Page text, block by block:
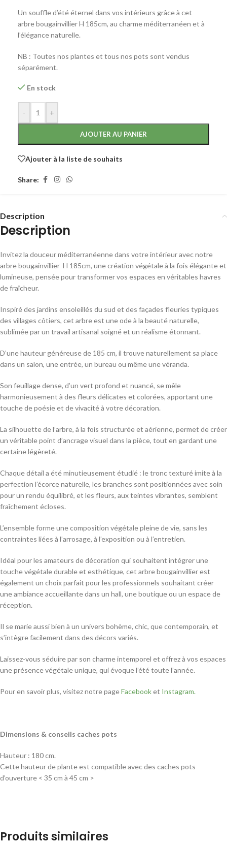
Un souffle d’été éternel dans vos intérieurs grâce à cet
arbre bougainvillier H 185cm, au charme méditerranéen et à
l’élégance naturelle.
NB : Toutes nos plantes et tous nos pots sont vendus
séparément.
En stock
- +
AJOUTER AU PANIER
Ajouter à la liste de souhaits
Share:
Description
Description
Invitez la douceur méditerranéenne dans votre intérieur avec notre
arbre bougainvillier H 185cm, une création végétale à la fois élégante et
lumineuse, pensée pour transformer vos espaces en véritables havres
de fraîcheur.
Inspiré des jardins ensoleillés du sud et des façades fleuries typiques
des villages côtiers, cet arbre est une ode à la beauté naturelle,
sublimée par un travail artisanal soigné et un réalisme étonnant.
D’une hauteur généreuse de 185 cm, il trouve naturellement sa place
dans un salon, une entrée, un bureau ou même une véranda.
Son feuillage dense, d’un vert profond et nuancé, se mêle
harmonieusement à des fleurs délicates et colorées, apportant une
touche de poésie et de vivacité à votre décoration.
La silhouette de l’arbre, à la fois structurée et aérienne, permet de créer
un véritable point d’ancrage visuel dans la pièce, tout en gardant une
certaine légèreté.
Chaque détail a été minutieusement étudié : le tronc texturé imite à la
perfection l’écorce naturelle, les branches sont positionnées avec soin
pour un rendu équilibré, et les fleurs, aux teintes vibrantes, semblent
fraîchement écloses.
L’ensemble forme une composition végétale pleine de vie, sans les
contraintes liées à l’arrosage, à l’exposition ou à l’entretien.
Idéal pour les amateurs de décoration qui souhaitent intégrer une
touche végétale durable et esthétique, cet arbre bougainvillier est
également un choix parfait pour les professionnels souhaitant créer
une ambiance accueillante dans un hall, une boutique ou un espace de
réception.
Il se marie aussi bien à un univers bohème, chic, que contemporain, et
s’intègre facilement dans des décors variés.
Laissez-vous séduire par son charme intemporel et offrez à vos espaces
une présence végétale unique, qui évoque l’été toute l’année.
Pour en savoir plus, visitez notre pageFacebooket Instagram.
Dimensions & conseils caches pots
Hauteur : 180 cm.
Cette hauteur de plante est compatible avec des caches pots
d’ouverture < 35 cm à 45 cm >
Produits similaires